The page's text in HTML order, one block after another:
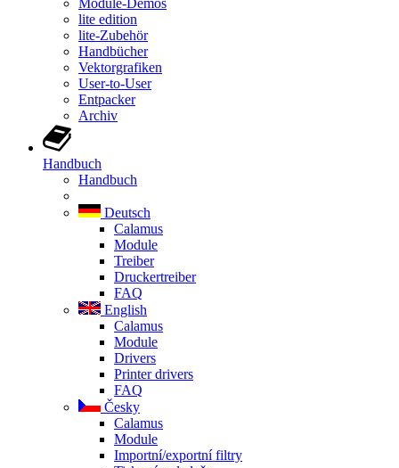
Module-Demos
lite edition
lite-Zubehör
Handbücher
Vektorgrafiken
User-to-User
Entpacker
Archiv
Handbuch
Handbuch
Deutsch
Calamus
Module
Treiber
Druckertreiber
FAQ
English
Calamus
Module
Drivers
Printer drivers
FAQ
Česky
Calamus
Module
Importní/exportní filtry